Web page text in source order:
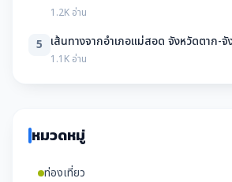
1.2K อ่าน
5 เส้นทางจากอำเภอแม่สอด จังหวัดตาก-จั
1.1K อ่าน
หมวดหมู่
ท่องเที่ยว